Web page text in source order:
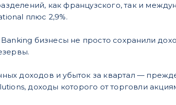
как французского, так и
плюс 2,9%.
бизнесы не просто сохранили
доходов и убыток за квартал —
доходы которого от торговли